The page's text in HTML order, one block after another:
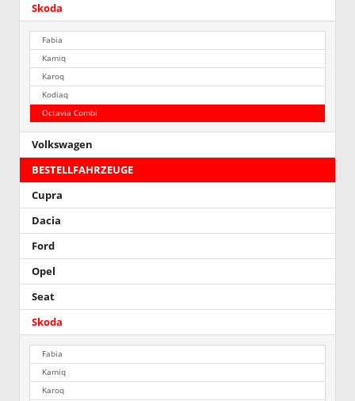
Skoda
Fabia
Kamiq
Karoq
Kodiaq
Octavia Combi
Volkswagen
BESTELLFAHRZEUGE
Cupra
Dacia
Ford
Opel
Seat
Skoda
Fabia
Kamiq
Karoq